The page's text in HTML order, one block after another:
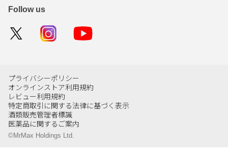
Follow us
プライバシーポリシー
オンラインストア利用規約
レビュー利用規約
特定商取引に関する法律に基づく表示
酒類販売管理者標識
医薬品に関するご案内
©MrMax Holdings Ltd.